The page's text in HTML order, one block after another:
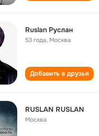
Ruslan Руслан
53 года, Москва
Добавить в друзья
RUSLAN RUSLAN
Москва